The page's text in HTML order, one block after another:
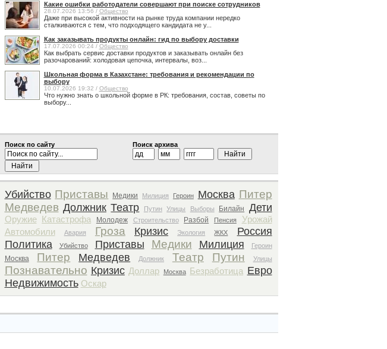
Какие ошибки работодатели совершают при поиске сотрудников
28.07.2026 13:56 / Общество
Даже при высокой активности на рынке труда компании нередко
сталкиваются с тем, что подходящего кандидата не у...
Как заказывать продукты онлайн: гид по выбору доставки
17.07.2026 00:24 / Общество
Как выбрать сервис доставки продуктов и заказывать онлайн без
разочарований: холодовая цепочка, интервалы, воз...
Школьная форма в Казахстане: требования и рекомендации по
выбору
10.07.2026 19:32 / Общество
Что нужно знать о школьной форме в РК: требования, состав, советы по
выбору...
Поиск по сайту Поиск архива
Убийство Приставы Медики Милиция Героин Москва Питер
Медведев Должник Театр Путин Улицы Выборы Билайн Дети
Оружие Катастрофа Молодеж Строительство Разбой Пенсия
Урожай
Автомобили
Авария Гроза Кризис Экология ЖКХ
Россия
Политика
Убийство Приставы Медики Милиция Героин
Москва Питер Медведев Должник Театр Путин Улицы
Познавательно Кризис Доллар Москва Безработица Евро
Недвижимость Оскар